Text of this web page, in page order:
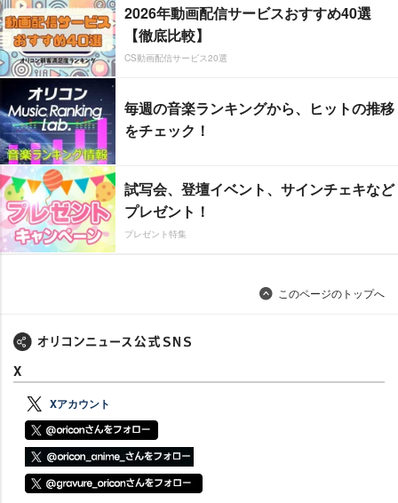
2026年動画配信サービスおすすめ40選
【徹底比較】
CS動画配信サービス20選
毎週の音楽ランキングから、ヒットの推移
をチェック！
試写会、登壇イベント、サインチェキなど
プレゼント！
プレゼント特集
このページのトップへ
X
Xアカウント